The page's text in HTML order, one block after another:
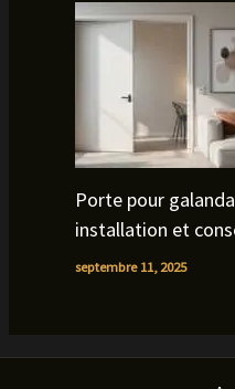
Porte pour
installation et
septembre 11, 2025